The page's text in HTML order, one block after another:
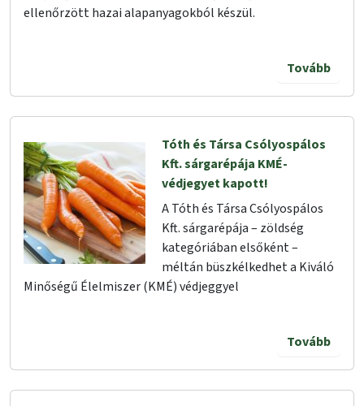
ellenőrzött hazai alapanyagokból készül.
Tovább
Tóth és Társa Csólyospálos
Kft. sárgarépája KMÉ-
védjegyet kapott!
A Tóth és Társa Csólyospálos
Kft. sárgarépája – zöldség
kategóriában elsőként –
méltán büszkélkedhet a Kiváló
Minőségű Élelmiszer (KMÉ) védjeggyel
Tovább